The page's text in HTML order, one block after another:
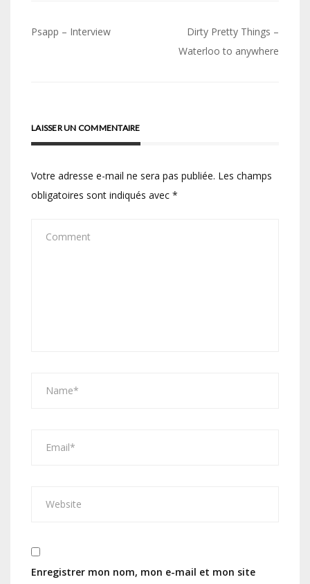
Navigation
Psapp – Interview
Dirty Pretty Things –
Waterloo to anywhere
LAISSER UN COMMENTAIRE
Votre adresse e-mail ne sera pas publiée. Les champs
obligatoires sont indiqués avec *
Enregistrer mon nom, mon e-mail et mon site